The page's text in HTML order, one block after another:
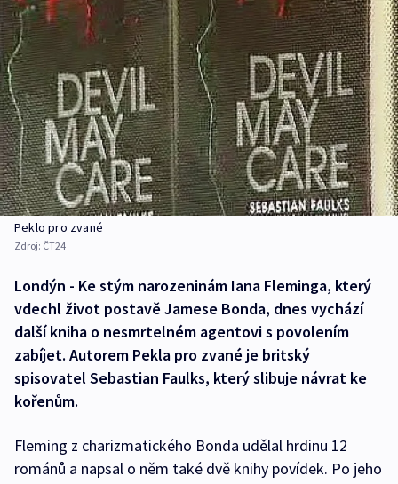
Peklo pro zvané
Zdroj: ČT24
Londýn - Ke stým narozeninám Iana Fleminga, který
vdechl život postavě Jamese Bonda, dnes vychází
další kniha o nesmrtelném agentovi s povolením
zabíjet. Autorem Pekla pro zvané je britský
spisovatel Sebastian Faulks, který slibuje návrat ke
kořenům.
Fleming z charizmatického Bonda udělal hrdinu 12
románů a napsal o něm také dvě knihy povídek. Po jeho